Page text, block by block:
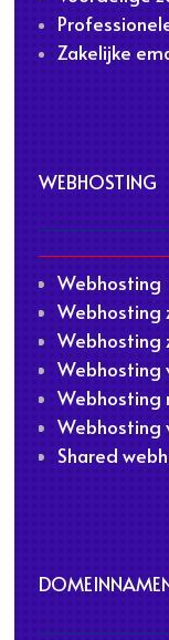
Zakelijke
WEBHOSTING
Webhosting
Webhosting
Webhosting
Webhosting
Webhosting
Webhosting
Shared